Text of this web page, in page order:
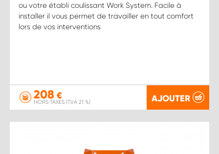
ou votre établi coulissant Work System. Facile à
installer il vous permet de travailler en tout comfort
lors de vos interventions
208 €
HORS TAXES (TVA 21 %) AJOUTER